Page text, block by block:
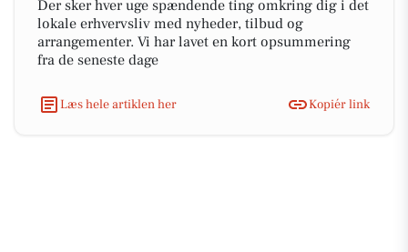
Der sker hver uge spændende ting omkring dig i det
lokale erhvervsliv med nyheder, tilbud og
arrangementer. Vi har lavet en kort opsummering
fra de seneste dage
Læs hele artiklen her Kopiér link